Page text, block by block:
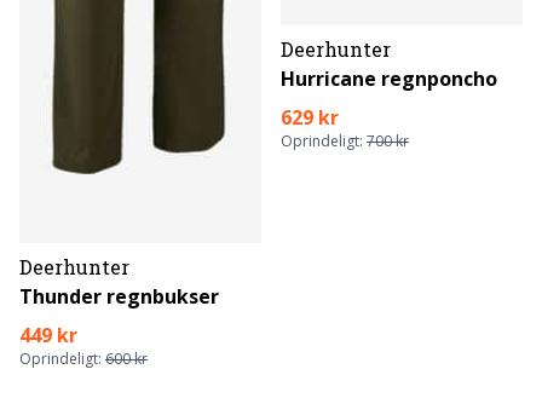
Deerhunter
Thunder regnbukser
449 kr
Oprindeligt: 600 kr
Deerhunter
Hurricane regnponcho
629 kr
Oprindeligt: 700 kr